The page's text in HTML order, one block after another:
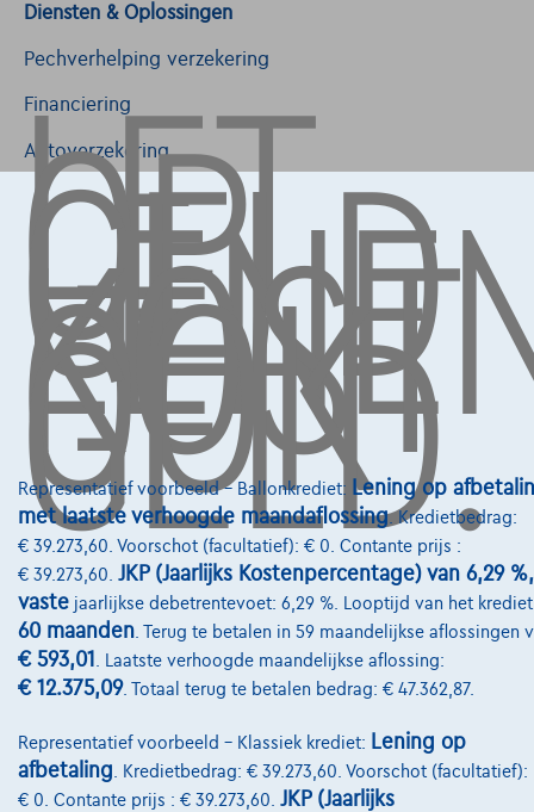
LET
OP,
GELD
KOST
OOK
GELD.
Representatief voorbeeld – Ballonkrediet: Lening op
met laatste verhoogde maandaflossing. Kredietbedrag:
€ 39.273,60. Voorschot (facultatief): € 0. Contante prijs :
€ 39.273,60. JKP (Jaarlijks Kostenpercentage) van 6,29 %,
vaste jaarlijkse debetrentevoet: 6,29 %. Looptijd van het
60 maanden . Terug te betalen in 59 maandelijkse aflossingen
€ 593,01 . Laatste verhoogde maandelijkse aflossing:
€ 12.375,09. Totaal terug te betalen bedrag: € 47.362,87.
Representatief voorbeeld – Klassiek krediet: Lening op
afbetaling . Kredietbedrag: € 39.273,60. Voorschot (facultatief):
€ 0. Contante prijs : € 39.273,60. JKP (Jaarlijks
Diensten & Oplossingen
Pechverhelping verzekering
Financiering
Autoverzekering
Lease en persoonlijke lease
Over Ons
Word klant
Wie zijn we
Kwaliteitscharter
Onze dealers
Onze partners
Onze team
Contact
@2024 TCS Mobility SA/NV Copyright
Algemene Voorwaarden
Bijstandsvoorwaarden